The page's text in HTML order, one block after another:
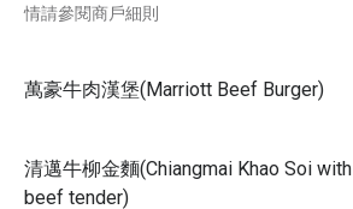
情請參閱商戶細則
萬豪牛肉漢堡(Marriott Beef Burger)
清邁牛柳金麵(Chiangmai Khao Soi with
beef tender)